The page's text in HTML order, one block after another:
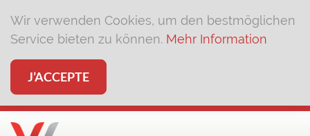
Wir verwenden Cookies, um den bestmöglichen
Service bieten zu können. Mehr Information
J’ACCEPTE